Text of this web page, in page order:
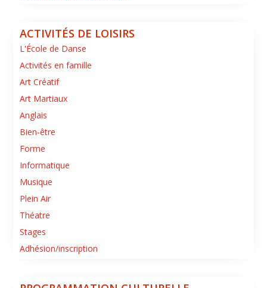
ACTIVITÉS DE LOISIRS
L'École de Danse
Activités en famille
Art Créatif
Art Martiaux
Anglais
Bien-être
Forme
Informatique
Musique
Plein Air
Théatre
Stages
Adhésion/inscription